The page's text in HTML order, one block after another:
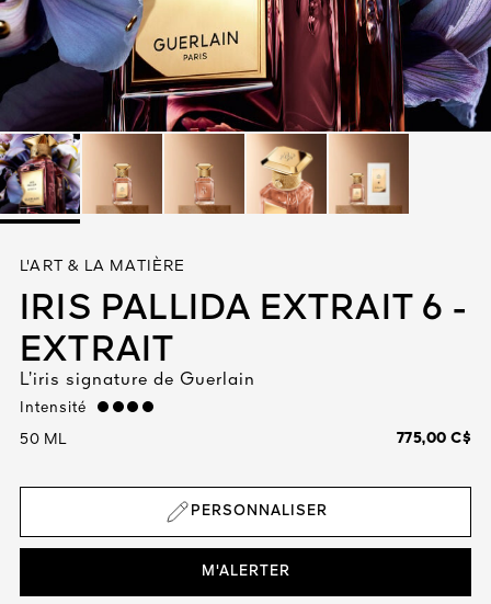
Tout voir
L'ART & LA MATIÈRE
IRIS PALLIDA EXTRAIT 6 -
EXTRAIT
L’iris signature de Guerlain
Intensité strong
50 ML 775,00 C$
PERSONNALISER
M'ALERTER